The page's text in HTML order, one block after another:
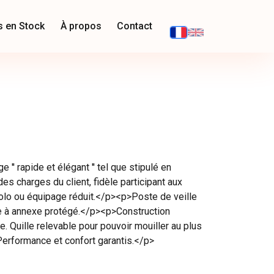
en Stock À propos Contact
'' rapide et élégant '' tel que stipulé en
charges du client, fidèle participant aux
ou équipage réduit.</p><p>Poste de veille
à annexe protégé.</p><p>Construction
Quille relevable pour pouvoir mouiller au plus
et confort garantis.</p>